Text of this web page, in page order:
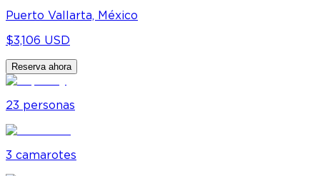
Puerto Vallarta, México
$3,106 USD
Reserva ahora
23 personas
3 camarotes